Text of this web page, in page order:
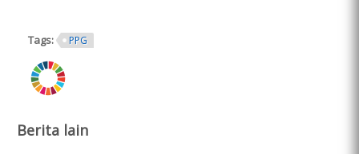
Tags: PPG
ring.png
Berita lain